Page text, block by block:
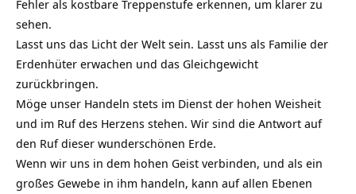
Fehler als kostbare Treppenstufe erkennen, um klarer zu
sehen.
Lasst uns das Licht der Welt sein. Lasst uns als Familie der
Erdenhüter erwachen und das Gleichgewicht
zurückbringen.
Möge unser Handeln stets im Dienst der hohen Weisheit
und im Ruf des Herzens stehen. Wir sind die Antwort auf
den Ruf dieser wunderschönen Erde.
Wenn wir uns in dem hohen Geist verbinden, und als ein
großes Gewebe in ihm handeln, kann auf allen Ebenen